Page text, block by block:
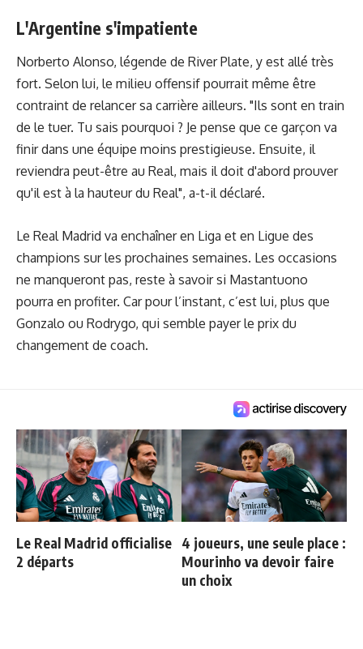
L'Argentine s'impatiente
Norberto Alonso, légende de River Plate, y est allé très
fort. Selon lui, le milieu offensif pourrait même être
contraint de relancer sa carrière ailleurs. "Ils sont en train
de le tuer. Tu sais pourquoi ? Je pense que ce garçon va
finir dans une équipe moins prestigieuse. Ensuite, il
reviendra peut-être au Real, mais il doit d'abord prouver
qu'il est à la hauteur du Real", a-t-il déclaré.
Le Real Madrid va enchaîner en Liga et en Ligue des
champions sur les prochaines semaines. Les occasions
ne manqueront pas, reste à savoir si Mastantuono
pourra en profiter. Car pour l’instant, c’est lui, plus que
Gonzalo ou Rodrygo, qui semble payer le prix du
changement de coach.
Le Real Madrid officialise
2 départs
4 joueurs, une seule place :
Mourinho va devoir faire
un choix